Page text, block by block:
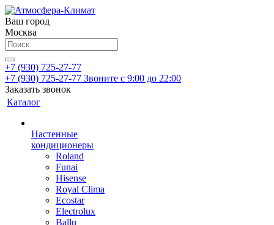
Ваш город
Москва
+7 (930) 725-27-77
+7 (930) 725-27-77 Звоните с 9:00 до 22:00
Заказать звонок
Каталог
Настенные
кондиционеры
Roland
Funai
Hisense
Royal Clima
Ecostar
Electrolux
Ballu